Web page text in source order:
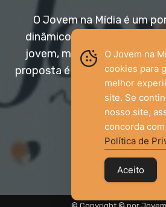
O Jovem na Mídia é um
dinâmico e acessível,
jovem, mas aberto a todas
proposta é trazer informação
olhar
Entre em
O Jovem na
cookies para
melhor
site. Se
nosso site,
concorda
Política de
Aceito